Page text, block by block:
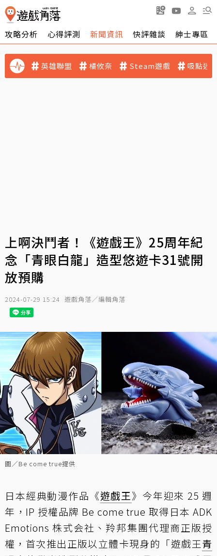
攻略分析 心得評測 新聞資訊 快評雜談 紳士專區
英雄聯盟 橘攸奈 Steam遊戲 吸點迷
上啊決鬥者！《遊戲王》25周年紀
念「青眼白龍」造型悠遊卡31號開
放預購
2024-07-29 15:24 遊戲角落／編輯角落
圖／Be come true提供
日本經典動漫作品《遊戲王》今年迎來 25 週
年，IP 授權品牌 Be come true 取得日本 ADK
Emotions 株式会社、羚邦集團代理商正版授
權，首次推出正版以立體卡現身的「遊戲王青